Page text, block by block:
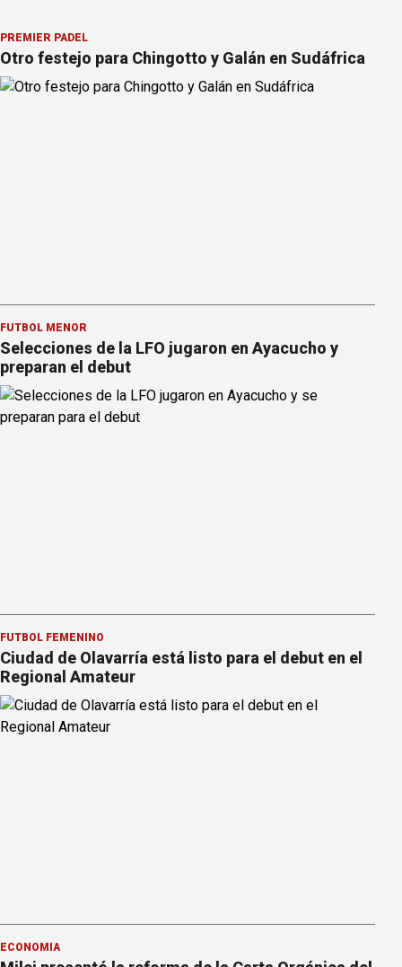
PREMIER PÁDEL
Otro festejo para Chingotto y Galán en Sudáfrica
FÚTBOL MENOR
Selecciones de la LFO jugaron en Ayacucho y
preparan el debut
FÚTBOL FEMENINO
Ciudad de Olavarría está listo para el debut en el
Regional Amateur
ECONOMÍA